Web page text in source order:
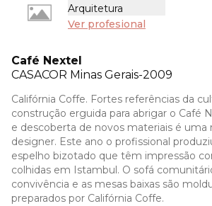
Arquitetura
Ver profesional
Café Nextel
CASACOR Minas Gerais-2009
Califórnia Coffe. Fortes referências da
construção erguida para abrigar o Café
e descoberta de novos materiais é uma
designer. Este ano o profissional
espelho bizotado que têm impressão
colhidas em Istambul. O sofá
convivência e as mesas baixas são
preparados por Califórnia Coffe.